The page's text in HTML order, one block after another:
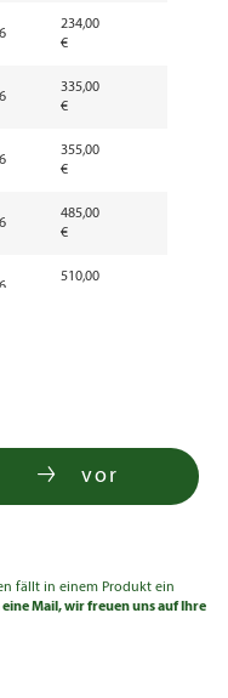
234,00
€
335,00
€
355,00
€
485,00
€
510,00
vor
fällt in einem Produkt ein
eine Mail, wir freuen uns auf Ihre